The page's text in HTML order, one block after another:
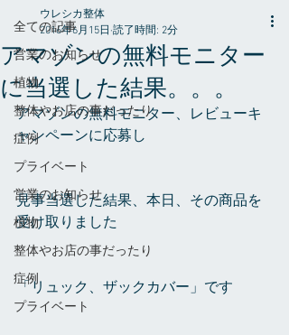
全ての記事
営業のお知らせ
植物
整体やお店の事だったり
症例
プライベート
営業のお知らせ
植物
整体やお店の事だったり
症例
プライベート
アマゾンの無料モニター
に当選した結果。。。
ウレシカ整体
2016年6月15日 読了時間: 2分
アマゾンの無料モニター、レビューキ
ャンペーンに応募し
見事当選した結果、本日、その商品を
受け取りました
「リュック、ザックカバー」です